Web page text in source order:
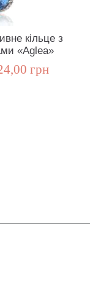
кільце з
«Aglea»
грн